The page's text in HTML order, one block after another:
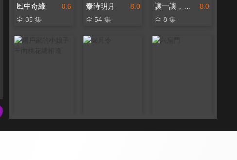
8.6
風中奇緣
全 35 集
8.0
秦時明月
全 54 集
8.0
讓一讓，公主
全 8 集